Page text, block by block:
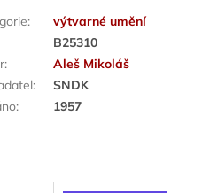
:
výtvarné umění
B25310
:
Aleš Mikoláš
:
SNDK
: 1957